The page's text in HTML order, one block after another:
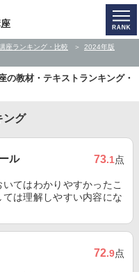
座ランキング・比較
2024年版
の教材・テキストランキング・
ング
ル 73.1点
てはわかりやすかったこ
は理解しやすい内容にな
72.9点